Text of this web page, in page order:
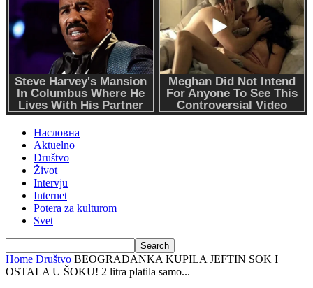
Насловна
Aktuelno
Društvo
Život
Intervju
Internet
Potera za kulturom
Svet
Home Društvo BEOGRAĐANKA KUPILA JEFTIN SOK I
OSTALA U ŠOKU! 2 litra platila samo...